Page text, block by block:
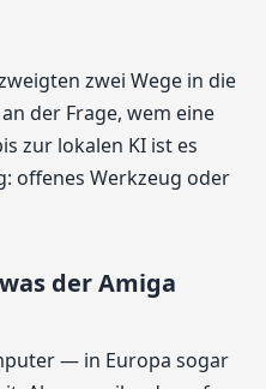
zwei Wege in die
der Frage, wem eine
zur lokalen KI ist es
offenes Werkzeug oder
der Amiga
— in Europa sogar